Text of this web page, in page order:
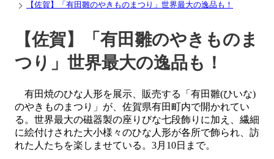
【佐賀】「有田雛のやきものまつり」世界最大の逸品も！
【佐賀】「有田雛のやきものま
つり」世界最大の逸品も！
有田焼のひな人形を展示、販売する「有田雛(ひいな)
のやきものまつり」が、佐賀県有田町内で開かれてい
る。世界最大の磁器製の座りびな七段飾りに加え、繊細
に絵付けされた大小様々のひな人形が各所で飾られ、訪
れた人たちを楽しませている。3月10日まで。